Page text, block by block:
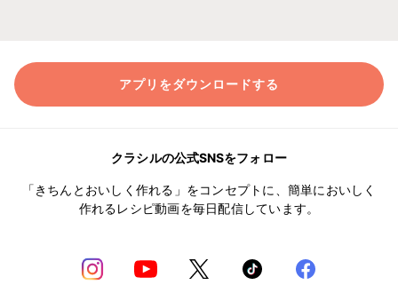
アプリをダウンロードする
クラシルの公式SNSをフォロー
「きちんとおいしく作れる」をコンセプトに、簡単においしく
作れるレシピ動画を毎日配信しています。